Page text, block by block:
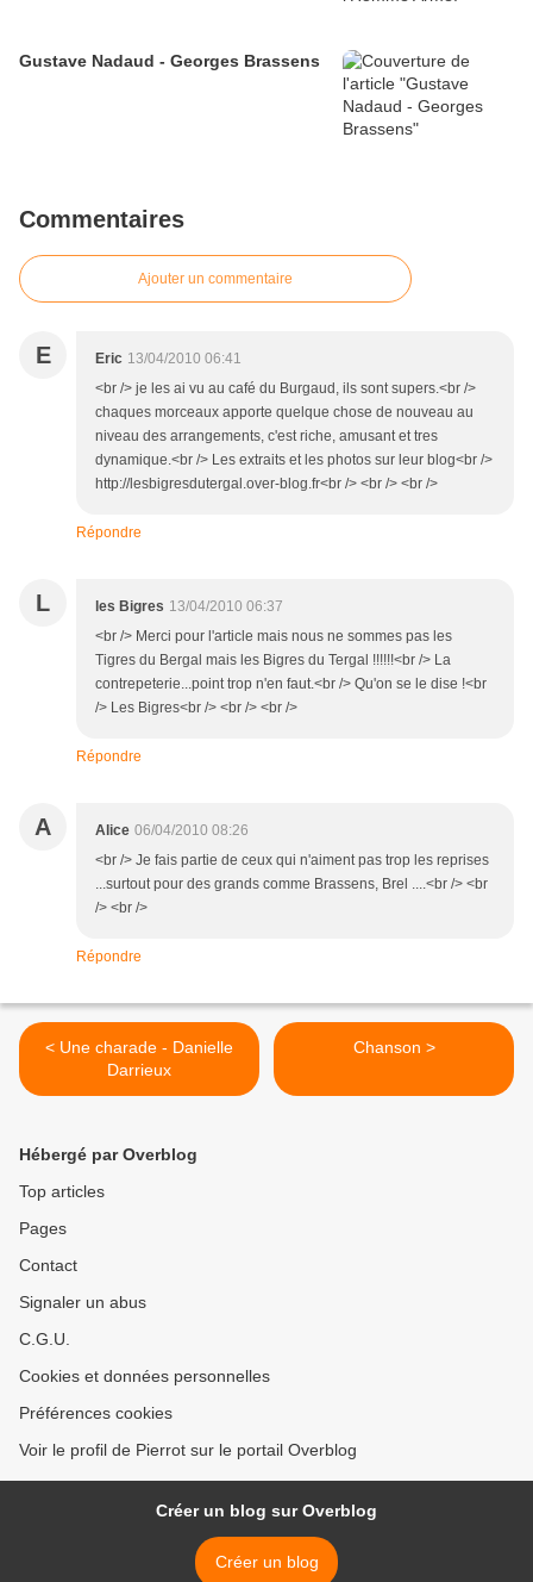
Gustave Nadaud - Georges Brassens
Commentaires
Ajouter un commentaire
E Eric 13/04/2010 06:41
<br /> je les ai vu au café du Burgaud, ils sont supers.<br />
chaques morceaux apporte quelque chose de nouveau au
niveau des arrangements, c'est riche, amusant et tres
dynamique.<br /> Les extraits et les photos sur leur blog<br />
http://lesbigresdutergal.over-blog.fr<br /> <br /> <br />
Répondre
L les Bigres 13/04/2010 06:37
<br /> Merci pour l'article mais nous ne sommes pas les
Tigres du Bergal mais les Bigres du Tergal !!!!!!<br /> La
contrepeterie...point trop n'en faut.<br /> Qu'on se le dise !<br
/> Les Bigres<br /> <br /> <br />
Répondre
A Alice 06/04/2010 08:26
<br /> Je fais partie de ceux qui n'aiment pas trop les reprises
...surtout pour des grands comme Brassens, Brel ....<br /> <br
/> <br />
Répondre
< Une charade - Danielle
Darrieux
Chanson >
Hébergé par Overblog
Top articles
Pages
Contact
Signaler un abus
C.G.U.
Cookies et données personnelles
Préférences cookies
Voir le profil de Pierrot sur le portail Overblog
Créer un blog sur Overblog
Créer un blog